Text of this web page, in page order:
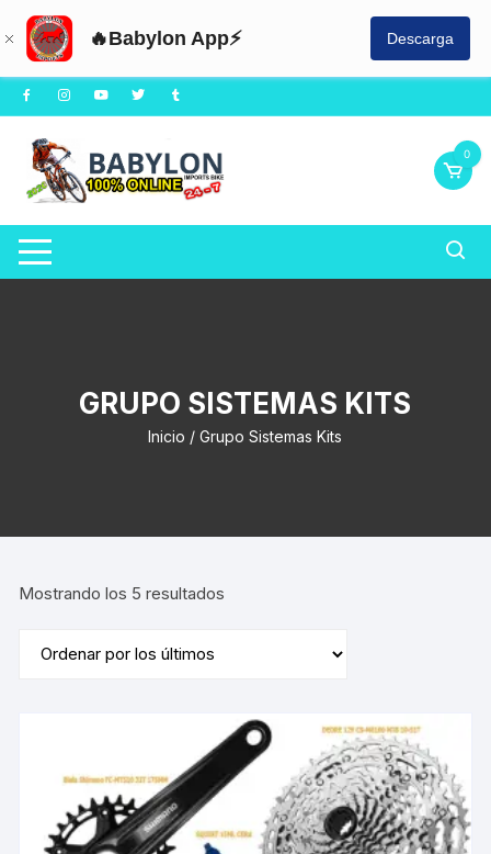
🔥Babylon App⚡ Descarga
Saltar
al
contenido
0
GRUPO SISTEMAS KITS
Inicio / Grupo Sistemas Kits
Mostrando los 5 resultados